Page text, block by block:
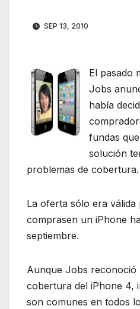
SEP 13, 2010
El pasado
Jobs
había
fundas
solución
problemas de cobertura.
La oferta sólo era válida
comprasen un iPhone
septiembre.
Aunque Jobs reconoció
cobertura del iPhone 4,
son comunes en todos